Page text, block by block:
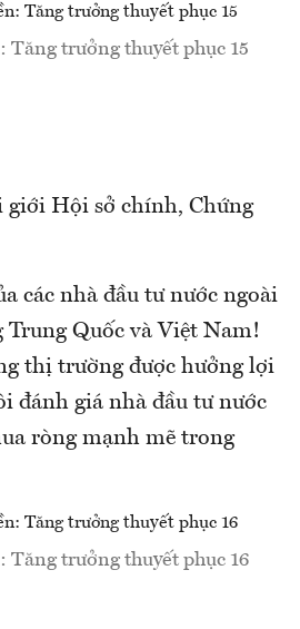
Tăng trưởng thuyết phục 15
giới Hội sở chính, Chứng
các nhà đầu tư nước ngoài
Quốc và Việt Nam!
thị trường được hưởng lợi
đánh giá nhà đầu tư nước
ròng mạnh mẽ trong
Tăng trưởng thuyết phục 16